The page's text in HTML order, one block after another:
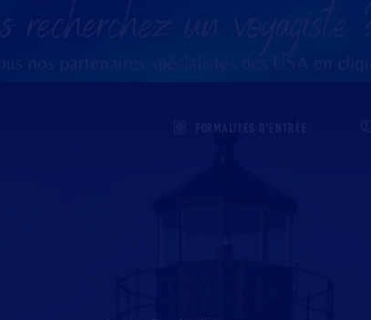
FORMALITÉS D'ENTRÉE